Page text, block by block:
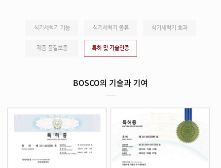
식기세척기 기능 식기세척기 종류 식기세척기 효과
제품 품질보증 특허 및 기술인증
BOSCO의 기술과 기여